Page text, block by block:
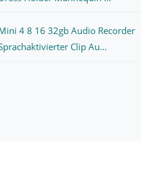
4 8 16 32gb Audio Recorder
Clip Au...